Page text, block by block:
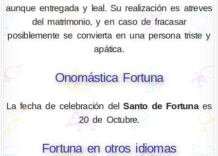
aunque entregada y leal. Su realización es atreves
del matrimonio, y en caso de fracasar
posiblemente se convierta en una persona triste y
apática.
Onomástica Fortuna
La fecha de celebración delSanto de Fortunaes
20 de Octubre.
Fortuna en otros idiomas